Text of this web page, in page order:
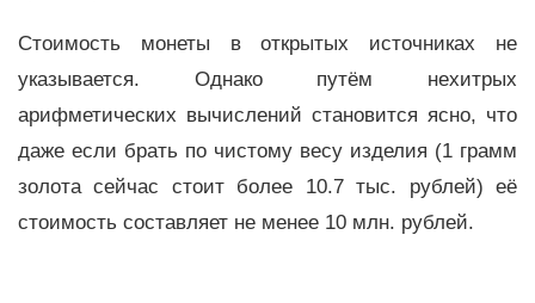
Стоимость монеты в открытых источниках не
указывается. Однако путём нехитрых
арифметических вычислений становится ясно, что
даже если брать по чистому весу изделия (1 грамм
золота сейчас стоит более 10.7 тыс. рублей) её
стоимость составляет не менее 10 млн. рублей.